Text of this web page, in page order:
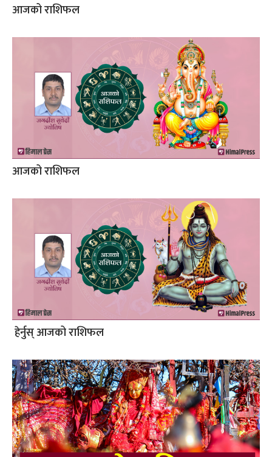
आजको राशिफल
आजको राशिफल
हेर्नुस् आजको राशिफल